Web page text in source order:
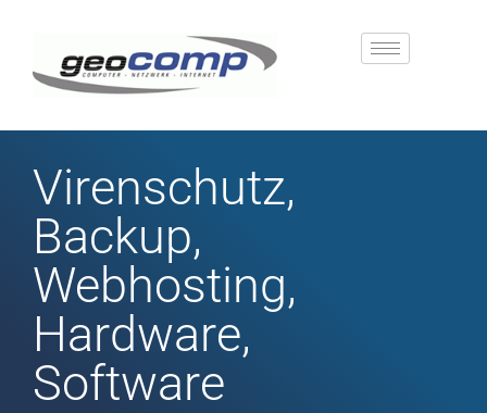
Virenschutz,
Backup,
Webhosting,
Hardware,
Software